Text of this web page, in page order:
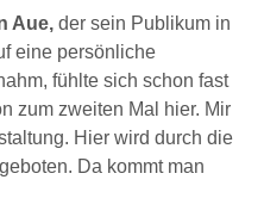
Aue, der sein Publikum in
eine persönliche
fühlte sich schon fast
zum zweiten Mal hier. Mir
Hier wird durch die
Da kommt man